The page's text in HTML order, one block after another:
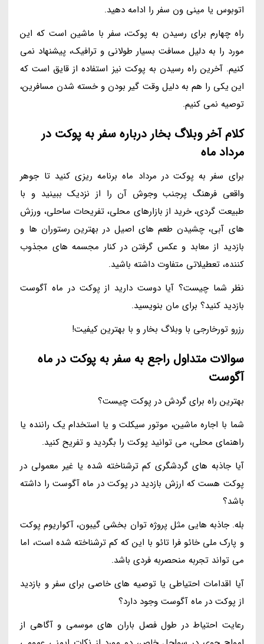
اتوبوس یا مینی ون سفر را ادامه دهید.
راه چهارم برای رسیدن به پوکت، سفر با ماشین است که این
مورد را به دلیل مسافت بسیار طولانی و ترافیک، پیشنهاد نمی
کنیم. آخرین راه رسیدن به پوکت نیز استفاده از قایق است که
این یکی را هم به دلیل وقت گیر بودن و خسته شدن مسافرین،
توصیه نمی کنیم.
کلام آخر وبلاگ بخار درباره سفر به پوکت در
مرداد ماه
برای سفر به پوکت در مرداد ماه برنامه ریزی کنید تا جوهر
واقعی فرهنگ پرجنب وجوش آن را از نزدیک ببینید و با
طبیعت گردی، خرید از بازارهای محلی، تفریحات ساحلی، ورزش
های آبی، چشیدن طعم های اصیل در بهترین رستوران ها و
بازدید از معابد و عکس گرفتن در کنار مجسمه های مجذوب
کننده، تعطیلاتی متفاوت داشته باشید.
نظر شما چیست؟ آیا دوست دارید از پوکت در ماه آگوست
بازدید کنید؟ برای مان بنویسید.
رزرو تورخارجی با وبلاگ بخار و با بهترین کیفیت!
سوالات متداول راجع به سفر به پوکت در ماه
آگوست
بهترین راه برای گردش در پوکت چیست؟
شما با اجاره ماشین، موتور سیکلت و یا استخدام یک راننده یا
راهنمای محلی، می توانید پوکت را بگردید و تفریح کنید.
آیا جاذبه های گردشگری کم ترشناخته شده یا غیر معمولی در
پوکت هست که ارزش بازدید در پوکت در ماه آگوست را داشته
باشد؟
بله. جاذبه هایی مثل پروژه توان بخشی گیبون، آکواریوم پوکت
و پارک ملی خائو فرا تائو با این که کم ترشناخته شده است، اما
می تواند تجربه منحصربه فردی باشد.
آیا اقدامات احتیاطی یا توصیه های خاصی برای سفر و بازدید
از پوکت در ماه آگوست وجود دارد؟
رعایت احتیاط در طول فصل باران های موسمی و آگاهی از